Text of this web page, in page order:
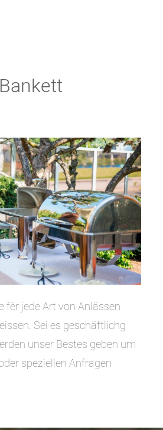
Bankett
fèr jede Art von Anlässen
Sei es geschäftlichg
unser Bestes geben um
speziellen Anfragen